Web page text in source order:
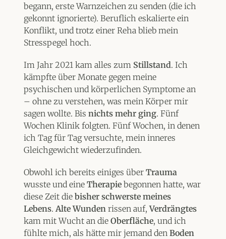
begann, erste Warnzeichen zu senden (die ich
gekonnt ignorierte). Beruflich eskalierte ein
Konflikt, und trotz einer Reha blieb mein
Stresspegel hoch.
Im Jahr 2021 kam alles zum Stillstand. Ich
kämpfte über Monate gegen meine
psychischen und körperlichen Symptome an
– ohne zu verstehen, was mein Körper mir
sagen wollte. Bisnichts mehr ging. Fünf
Wochen Klinik folgten. Fünf Wochen, in denen
ich Tag für Tag versuchte, mein inneres
Gleichgewicht wiederzufinden.
Obwohl ich bereits einiges überTrauma
wusste und eineTherapiebegonnen hatte, war
diese Zeit diebisher schwerste meines
Lebens.Alte Wunden rissen auf,Verdrängtes
kam mit Wucht an dieOberfläche, und ich
fühlte mich, als hätte mir jemand denBoden